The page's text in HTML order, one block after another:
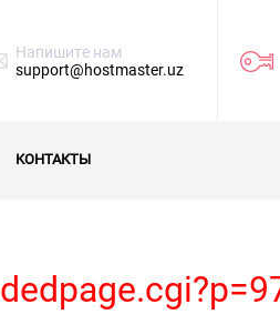
Напишите нам
support@hostmaster.uz
КОНТАКТЫ